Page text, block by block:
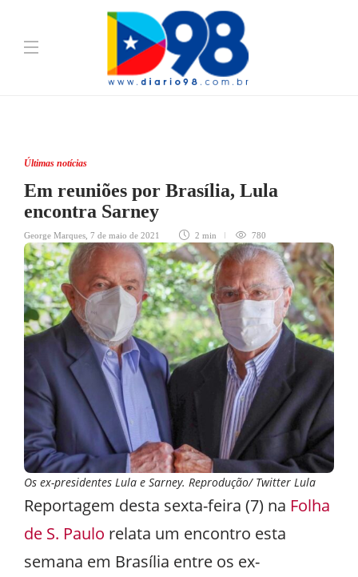
Últimas notícias
Em reuniões por Brasília, Lula
encontra Sarney
George Marques 7 de maio de 2021 2 min 780
Os ex-presidentes Lula e Sarney. Reprodução/ Twitter Lula
Reportagem desta sexta-feira (7) na Folha
de S. Paulo relata um encontro esta
semana em Brasília entre os ex-